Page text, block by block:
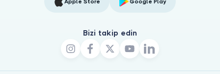
Bizi takip edin